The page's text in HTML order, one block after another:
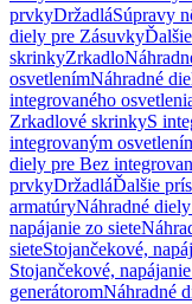
prvkyDržadláSúpravy
diely pre Zásuvky
skrinkyZrkadlo
osvetlenímNáhradné
integrovaného
Zrkadlové skrinkyS
integrovaným
diely pre Bez
prvkyDržadláĎalšie
armatúryNáhradné
napájanie zo siete
sieteStojančekové,
Stojančekové,
generátoromNáhradné